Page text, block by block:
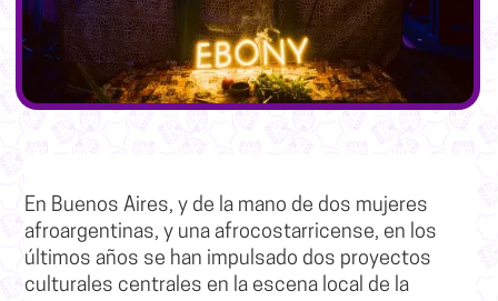
En Buenos Aires, y de la mano de dos mujeres
afroargentinas, y una afrocostarricense, en los
últimos años se han impulsado dos proyectos
culturales centrales en la escena local de la